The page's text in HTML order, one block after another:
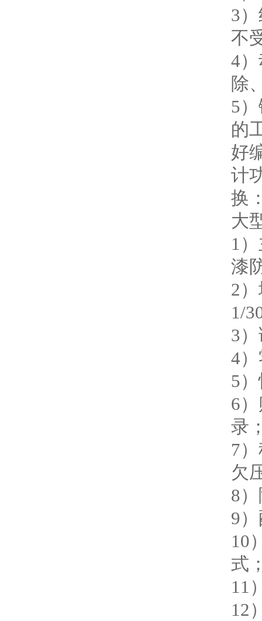
3
不
4
除
5
的
好
计
换
大
1
漆
2
1/
3
4
5
6
录
7
欠
8
9
10
式
11
12